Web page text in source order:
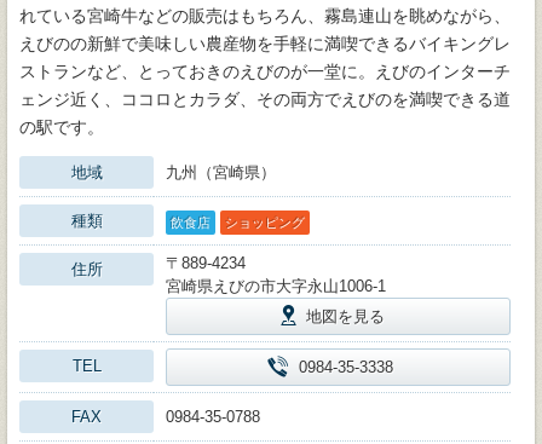
れている宮崎牛などの販売はもちろん、霧島連山を眺めながら、
えびのの新鮮で美味しい農産物を手軽に満喫できるバイキングレ
ストランなど、とっておきのえびのが一堂に。えびのインターチ
ェンジ近く、ココロとカラダ、その両方でえびのを満喫できる道
の駅です。
地域 九州（宮崎県）
種類 飲食店 ショッピング
住所
〒889-4234
宮崎県えびの市大字永山1006-1
地図を見る
TEL 0984-35-3338
FAX 0984-35-0788